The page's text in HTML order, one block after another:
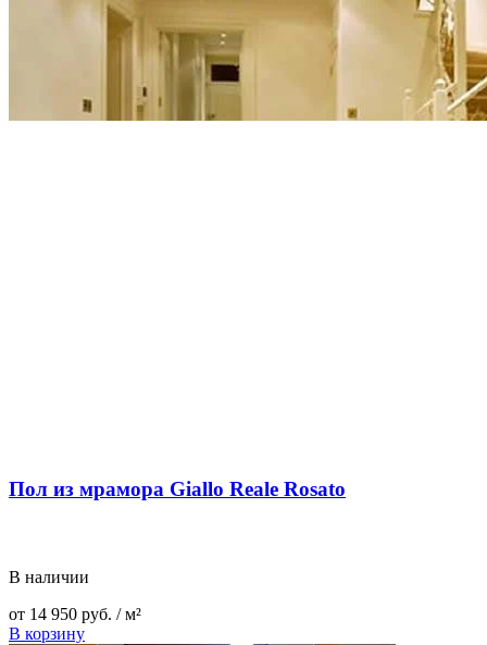
Пол из мрамора Giallo Reale Rosato
В наличии
от 14 950 руб. / м²
В корзину